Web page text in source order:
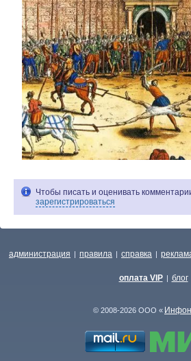
Чтобы писать и оценивать
зарегистрироваться
администрация | правила | справка |
оплата VIP | блог
© 2008-2026 ООО « Инфон